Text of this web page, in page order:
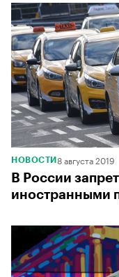
НОВОСТИ 8 августа 2019
В России
иностранными